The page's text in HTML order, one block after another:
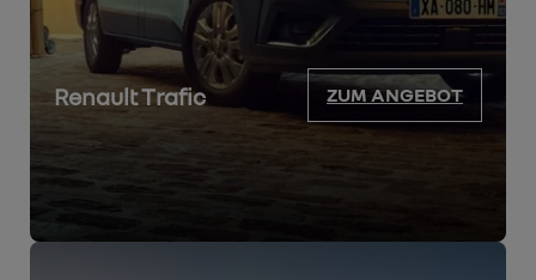
Renault Trafic ZUM ANGEBOT